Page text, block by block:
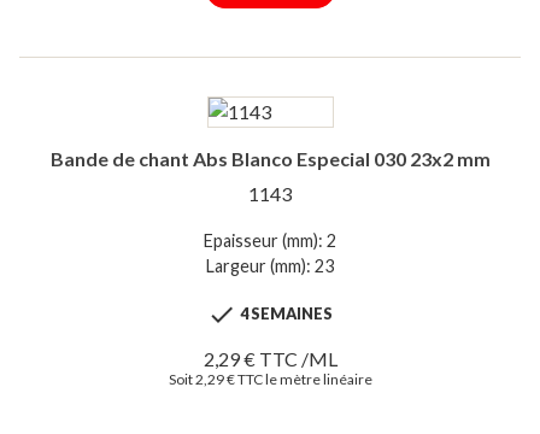
Bande de chant Abs Blanco Especial 030 23x2 mm
1143
Epaisseur (mm): 2
Largeur (mm): 23
 4 SEMAINES
2,29 € TTC /ML
Soit 2,29 € TTC le mètre linéaire